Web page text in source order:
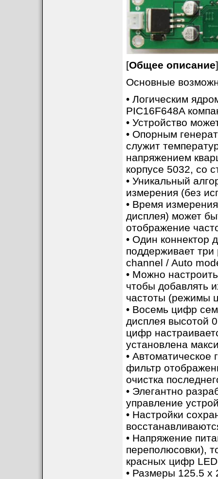
[Общее описание]
Основные
• Логическим
PIC16F648A
• Устройство
• Опорным
служит
напряжением
корпусе 5032, со
• Уникальный
измерения (без
• Время
дисплея) может
отображение
• Один коннектор
поддерживает
channel / Auto
• Можно
чтобы добавлять
частоты (режимы
• Восемь цифр
дисплея высотой
цифр
установлена
•
фильтр
очистка
• Элегантно
управление
• Настройки
• Напряжение
переполюсовки),
красных цифр
• Размеры 125.5 x